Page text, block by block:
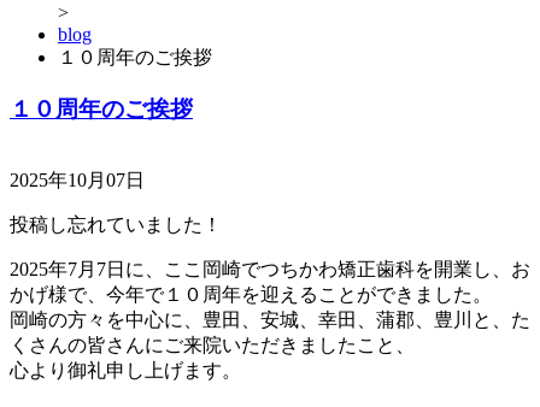
>
blog
１０周年のご挨拶
１０周年のご挨拶
2025年10月07日
投稿し忘れていました！
2025年7月7日に、ここ岡崎でつちかわ矯正歯科を開業し、お
かげ様で、今年で１０周年を迎えることができました。
岡崎の方々を中心に、豊田、安城、幸田、蒲郡、豊川と、た
くさんの皆さんにご来院いただきましたこと、
心より御礼申し上げます。